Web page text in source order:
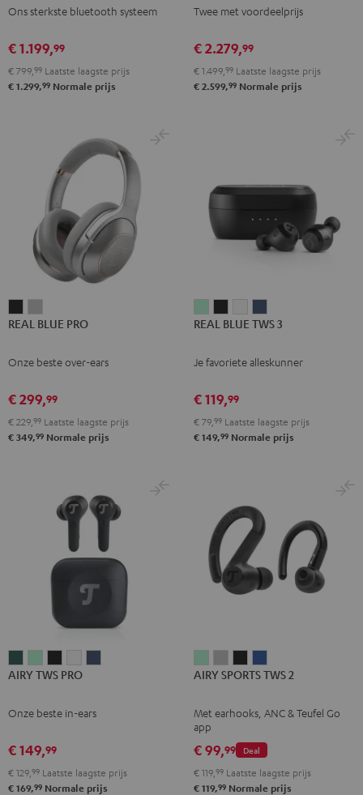
Ons sterkste bluetooth systeem
€ 1.199,99
€ 799, 99 Laatste laagste prijs
€ 1.299,99 Normale prijs
Set
Twee met voordeelprijs
€ 2.279,99
€ 1.499, 99 Laatste laagste prijs
€ 2.599,99 Normale prijs
BLUE
Night
BLUE
Titanium
REAL BLUE PRO
Onze beste over-ears
€ 299,99
€ 229, 99 Laatste laagste prijs
€ 349,99 Normale prijs
BLUE
3
Green
BLUE
3
black
BLUE
3
BLUE
3
REAL BLUE TWS 3
Je favoriete alleskunner
€ 119,99
€ 79, 99 Laatste laagste prijs
€ 149,99 Normale prijs
TWS
Cosmic
TWS
Misty
TWS
Night
TWS
Silver
AIRY TWS PRO
Onze beste in-ears
€ 149,99
€ 129, 99 Laatste laagste prijs
€ 169,99 Normale prijs
SPORTS
2
Green
SPORTS
2
gray
SPORTS
2
black
SPORTS
2
blue
AIRY SPORTS TWS 2
Met earhooks, ANC & Teufel Go
app
Deal
€ 99,99
€ 119, 99 Laatste laagste prijs
€ 119,99 Normale prijs